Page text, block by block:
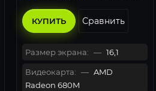
КУПИТЬ Сравнить
Размер экрана: — 16,1
Видеокарта: — AMD
Radeon 680M